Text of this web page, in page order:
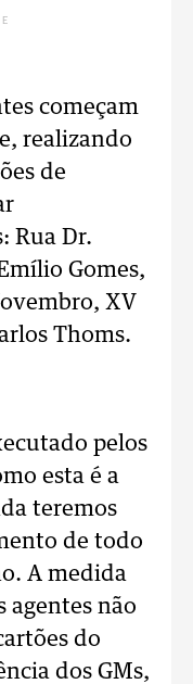
começam
realizando
de
Rua Dr.
Gomes,
XV
Thoms.
pelos
esta é a
teremos
de todo
A medida
agentes não
do
dos GMs,